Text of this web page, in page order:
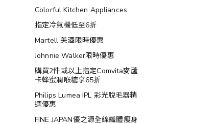
Colorful Kitchen Appliances
指定冷氣機低至6折
Martell 美酒限時優惠
Johnnie Walker限時優惠
購買2件或以上指定Comvita麥蘆
卡蜂蜜潤喉糖享65折
Philips Lumea IPL 彩光脫毛器精
選優惠
FINE JAPAN優之源全線纖體瘦身